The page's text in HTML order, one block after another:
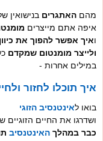
מהם האתגרים בנישואין
איפה אתם מייצרים
ואיך אפשר להפוך את
ולייצר מומנטום שמקדם
במילים אחרות -
איך תוכלו לחזור
בואו לאינטנסיב הזוגי
ושדרגו את החיים הזוגיים
כבר במהלך האינטנסיב